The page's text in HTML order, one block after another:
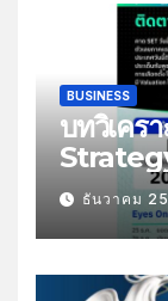
BUSINESS
บทวิเคร
ธันวาคม
ส่งออกไ
ธันวาคม